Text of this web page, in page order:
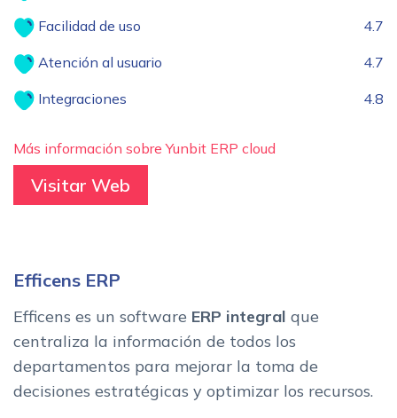
Facilidad de uso 4.7
Atención al usuario 4.7
Integraciones 4.8
Más información sobre Yunbit ERP cloud
Visitar Web
Efficens ERP
Efficens es un software ERP integral que
centraliza la información de todos los
departamentos para mejorar la toma de
decisiones estratégicas y optimizar los recursos.